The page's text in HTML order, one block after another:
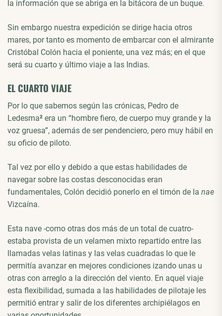
la información que se abriga en la bitácora de un buque.
Sin embargo nuestra expedición se dirige hacia otros
mares, por tanto es momento de embarcar con el almirante
Cristóbal Colón hacia el poniente, una vez más; en el que
será su cuarto y último viaje a las Indias.
EL CUARTO VIAJE
Por lo que sabemos según las crónicas, Pedro de
Ledesma² era un “hombre fiero, de cuerpo muy grande y la
voz gruesa”, además de ser pendenciero, pero muy hábil en
su oficio de piloto.
Tal vez por ello y debido a que estas habilidades de
navegar sobre las costas desconocidas eran
fundamentales, Colón decidió ponerlo en el timón de la nae
Vizcaína.
Esta nave -como otras dos más de un total de cuatro-
estaba provista de un velamen mixto repartido entre las
llamadas velas latinas y las velas cuadradas lo que le
permitía avanzar en mejores condiciones izando unas u
otras con arreglo a la dirección del viento. En aquel viaje
esta flexibilidad, sumada a las habilidades de pilotaje les
permitió entrar y salir de los diferentes archipiélagos en